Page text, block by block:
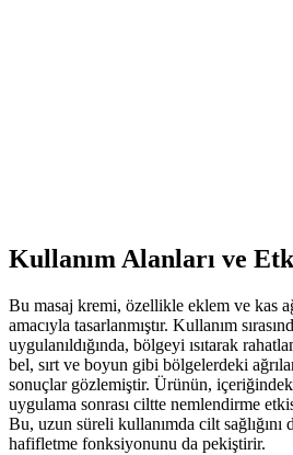
Kullanım Alanları ve
Bu masaj kremi, özellikle eklem ve kas
amacıyla tasarlanmıştır. Kullanım
uygulanıldığında, bölgeyi ısıtarak
bel, sırt ve boyun gibi bölgelerdeki
sonuçlar gözlemiştir. Ürünün,
uygulama sonrası ciltte nemlendirme
Bu, uzun süreli kullanımda cilt sağlığını
hafifletme fonksiyonunu da pekiştirir.